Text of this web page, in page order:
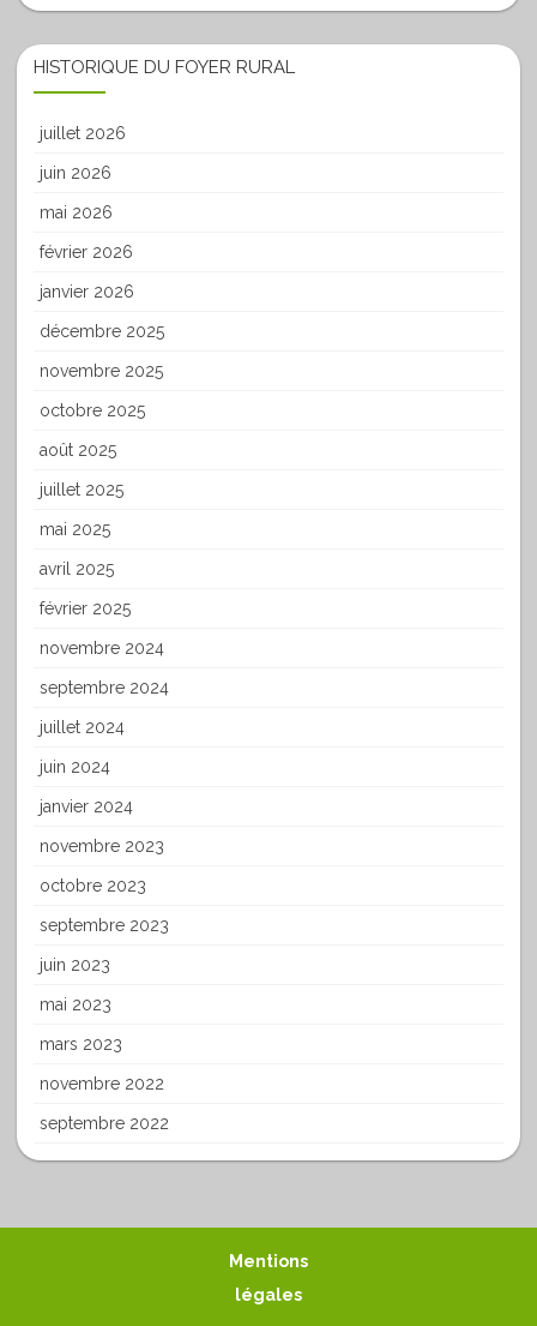
HISTORIQUE DU FOYER RURAL
juillet 2026
juin 2026
mai 2026
février 2026
janvier 2026
décembre 2025
novembre 2025
octobre 2025
août 2025
juillet 2025
mai 2025
avril 2025
février 2025
novembre 2024
septembre 2024
juillet 2024
juin 2024
janvier 2024
novembre 2023
octobre 2023
septembre 2023
juin 2023
mai 2023
mars 2023
novembre 2022
septembre 2022
Mentions
légales